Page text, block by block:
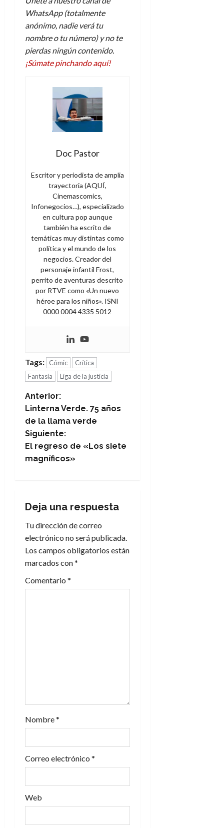
WhatsApp (totalmente
anónimo, nadie verá tu
nombre o tu número) y no te
pierdas ningún contenido.
¡Súmate pinchando aquí!
Doc Pastor
Escritor y periodista de amplia
trayectoria (AQUÍ,
Cinemascomics,
Infonegocios…), especializado
en cultura pop aunque
también ha escrito de
temáticas muy distintas como
política y el mundo de los
negocios. Creador del
personaje infantil Frost,
perrito de aventuras descrito
por RTVE como «Un nuevo
héroe para los niños». ISNI
0000 0004 4335 5012
Tags: Cómic
Crítica
Fantasía
Liga de la justicia
N
a
v
e
a
c
i
ó
n
r
d
s
Anterior:
Linterna Verde. 75 años
de la llama verde
Siguiente:
El regreso de «Los siete
magníficos»
Deja una respuesta
Tu dirección de correo
electrónico no será publicada.
Los campos obligatorios están
marcados con*
Comentario *
Nombre*
Correo electrónico *
Web